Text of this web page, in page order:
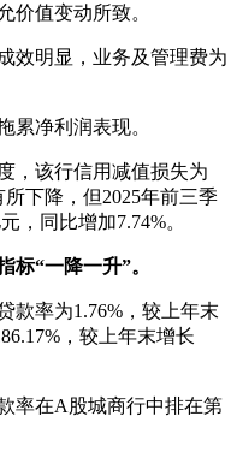
价值变动所致。
效明显，业务及管理费为
累净利润表现。
，该行信用减值损失为
所下降，但2025年前三季
，同比增加7.74%。
标“一降一升”。
款率为1.76%，较上年末
，较上年末增长
率在A股城商行中排在第